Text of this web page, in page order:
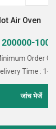
Air Oven
200000-
Order
Time : 1-2
जांच भेजें